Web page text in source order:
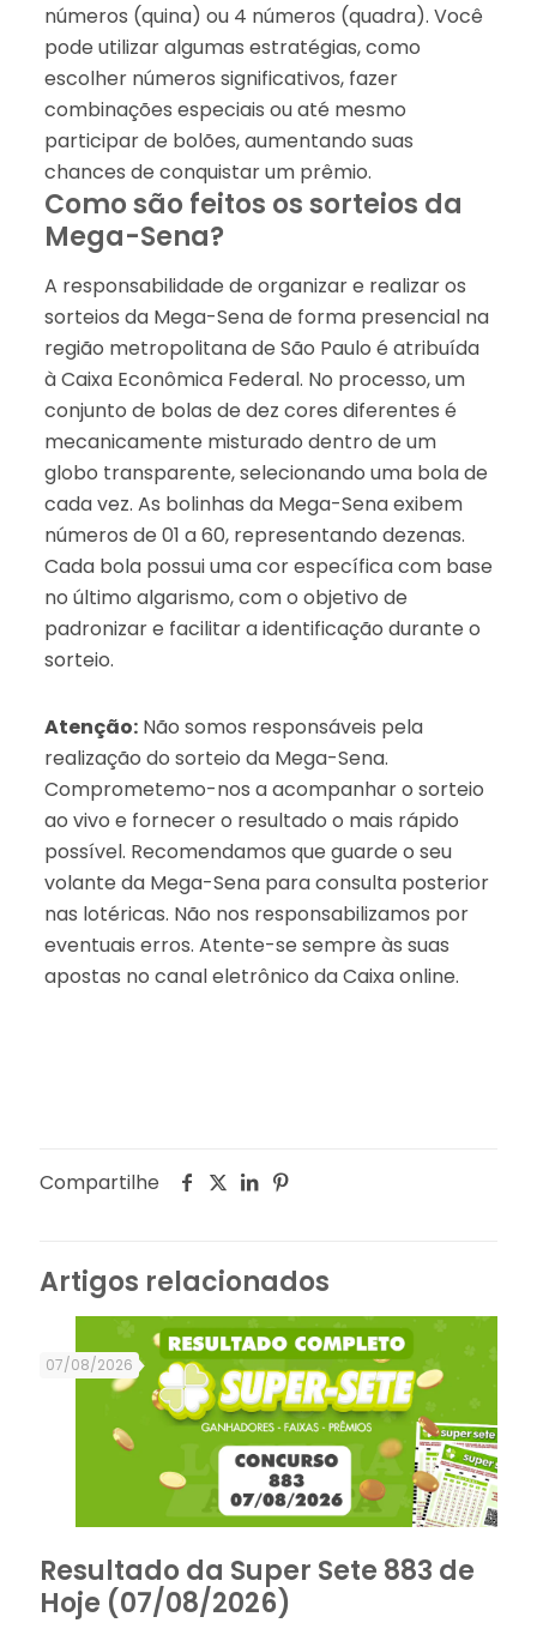
números (quina) ou 4 números (quadra). Você
pode utilizar algumas estratégias, como
escolher números significativos, fazer
combinações especiais ou até mesmo
participar de bolões, aumentando suas
chances de conquistar um prêmio.
Como são feitos os sorteios da
Mega-Sena?
A responsabilidade de organizar e realizar os
sorteios da Mega-Sena de forma presencial na
região metropolitana de São Paulo é atribuída
à Caixa Econômica Federal. No processo, um
conjunto de bolas de dez cores diferentes é
mecanicamente misturado dentro de um
globo transparente, selecionando uma bola de
cada vez. As bolinhas da Mega-Sena exibem
números de 01 a 60, representando dezenas.
Cada bola possui uma cor específica com base
no último algarismo, com o objetivo de
padronizar e facilitar a identificação durante o
sorteio.
Atenção:Não somos responsáveis pela
realização do sorteio da Mega-Sena.
Comprometemo-nos a acompanhar o sorteio
ao vivo e fornecer o resultado o mais rápido
possível. Recomendamos que guarde o seu
volante da Mega-Sena para consulta posterior
nas lotéricas. Não nos responsabilizamos por
eventuais erros. Atente-se sempre às suas
apostas no canal eletrônico da Caixa online.
Compartilhe
Artigos relacionados
07/08/2026
Resultado da Super Sete 883 de
Hoje (07/08/2026)